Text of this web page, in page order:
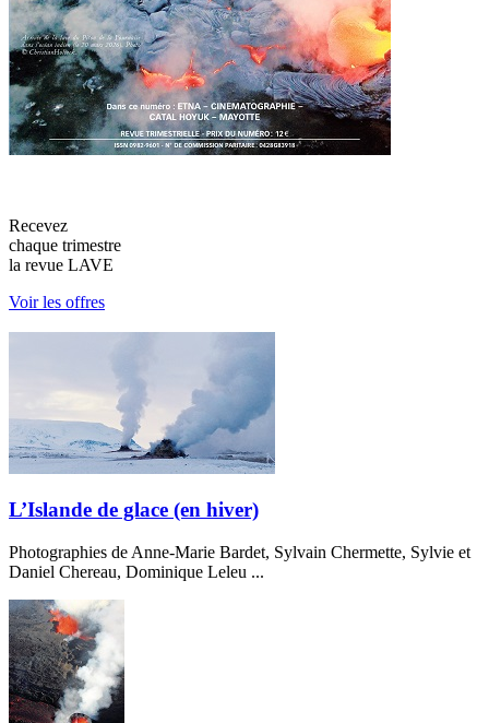
Recevez
chaque trimestre
la revue LAVE
Voir les offres
L’Islande de glace (en hiver)
Photographies de Anne-Marie Bardet, Sylvain Chermette, Sylvie et
Daniel Chereau, Dominique Leleu ...